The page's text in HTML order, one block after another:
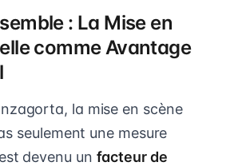
: La Mise en
comme Avantage
la mise en scène
seulement une mesure
devenu un facteur de